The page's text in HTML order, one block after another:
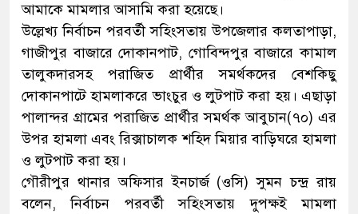
আমাকে মামলার আসামি করা হয়েছে।
উল্লেখ্য নির্বাচন পরবর্তী সহিংসতায় উপজেলার কলতাপাড়া,
গাজীপুর বাজারে দোকানপাট, গোবিন্দপুর বাজারে কামাল
তালুকদারসহ পরাজিত প্রার্থীর সমর্থকদের বেশকিছু
দোকানপাটে হামলাকরে ভাংচুর ও লুটপাট করা হয়। এছাড়া
পালান্দর গ্রামের পরাজিত প্রার্থীর সমর্থক আবুচান(৭০) এর
উপর হামলা এবং রিক্সাচালক শহিদ মিয়ার বাড়িঘরে হামলা
ও লুটপাট করা হয়।
গৌরীপুর থানার অফিসার ইনচার্জ (ওসি) সুমন চন্দ্র রায়
বলেন, নির্বাচন পরবর্তী সহিংসতায় দুপক্ষই মামলা